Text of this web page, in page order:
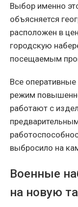
Выбор именно
объясняется
расположен в
городскую
посещаемым
Все
режим
работают с
выбросило на
Военные
на новую